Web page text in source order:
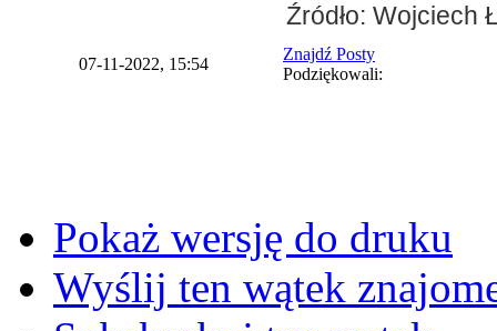
Źródło: Wojciech
07-11-2022, 15:54
Znajdź Posty
Podziękowali:
Pokaż wersję do druku
Wyślij ten wątek